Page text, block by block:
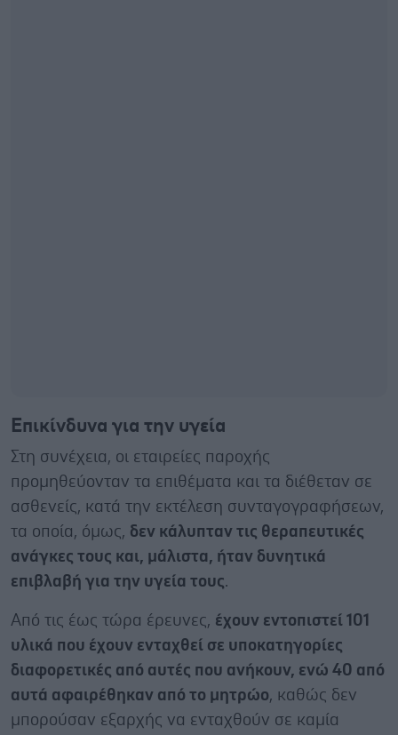
Επικίνδυνα για την υγεία
Στη συνέχεια, οι εταιρείες παροχής
προμηθεύονταν τα επιθέματα και τα διέθεταν σε
ασθενείς, κατά την εκτέλεση συνταγογραφήσεων,
τα οποία, όμως, δεν κάλυπταν τις θεραπευτικές
ανάγκες τους και, μάλιστα, ήταν δυνητικά
επιβλαβή για την υγεία τους.
Από τις έως τώρα έρευνες, έχουν εντοπιστεί 101
υλικά που έχουν ενταχθεί σε υποκατηγορίες
διαφορετικές από αυτές που ανήκουν, ενώ 40 από
αυτά αφαιρέθηκαν από το μητρώο, καθώς δεν
μπορούσαν εξαρχής να ενταχθούν σε καμία